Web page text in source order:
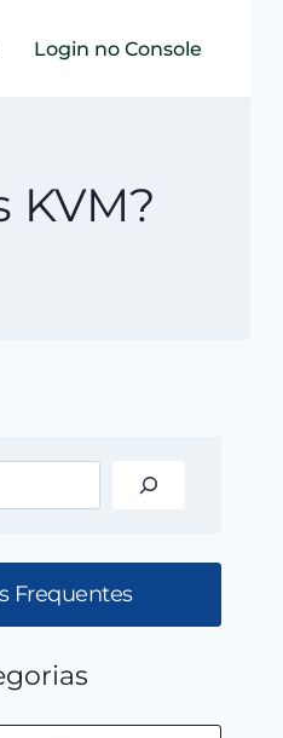
Login no Console
Frequentes